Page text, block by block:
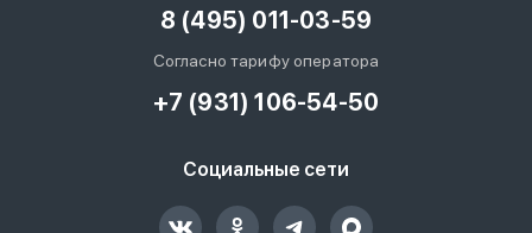
8 (495) 011-03-59
Согласно тарифу оператора
+7 (931) 106-54-50
Социальные сети